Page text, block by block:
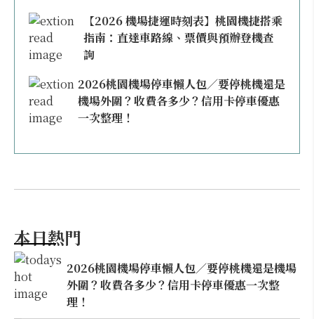
【2026 機場捷運時刻表】桃園機捷搭乘
指南：直達車路線、票價與預辦登機查
詢
2026桃園機場停車懶人包／要停桃機還是
機場外圍？收費各多少？信用卡停車優惠
一次整理！
本日熱門
2026桃園機場停車懶人包／要停桃機還是機場
外圍？收費各多少？信用卡停車優惠一次整
理！